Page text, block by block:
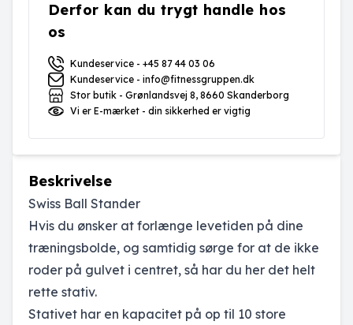
Derfor kan du trygt handle hos
os
Kundeservice - +45 87 44 03 06
Kundeservice - info@fitnessgruppen.dk
Stor butik - Grønlandsvej 8, 8660 Skanderborg
Vi er E-mærket - din sikkerhed er vigtig
Beskrivelse
Swiss Ball Stander
Hvis du ønsker at forlænge levetiden på dine
træningsbolde, og samtidig sørge for at de ikke
roder på gulvet i centret, så har du her det helt
rette stativ.
Stativet har en kapacitet på op til 10 store